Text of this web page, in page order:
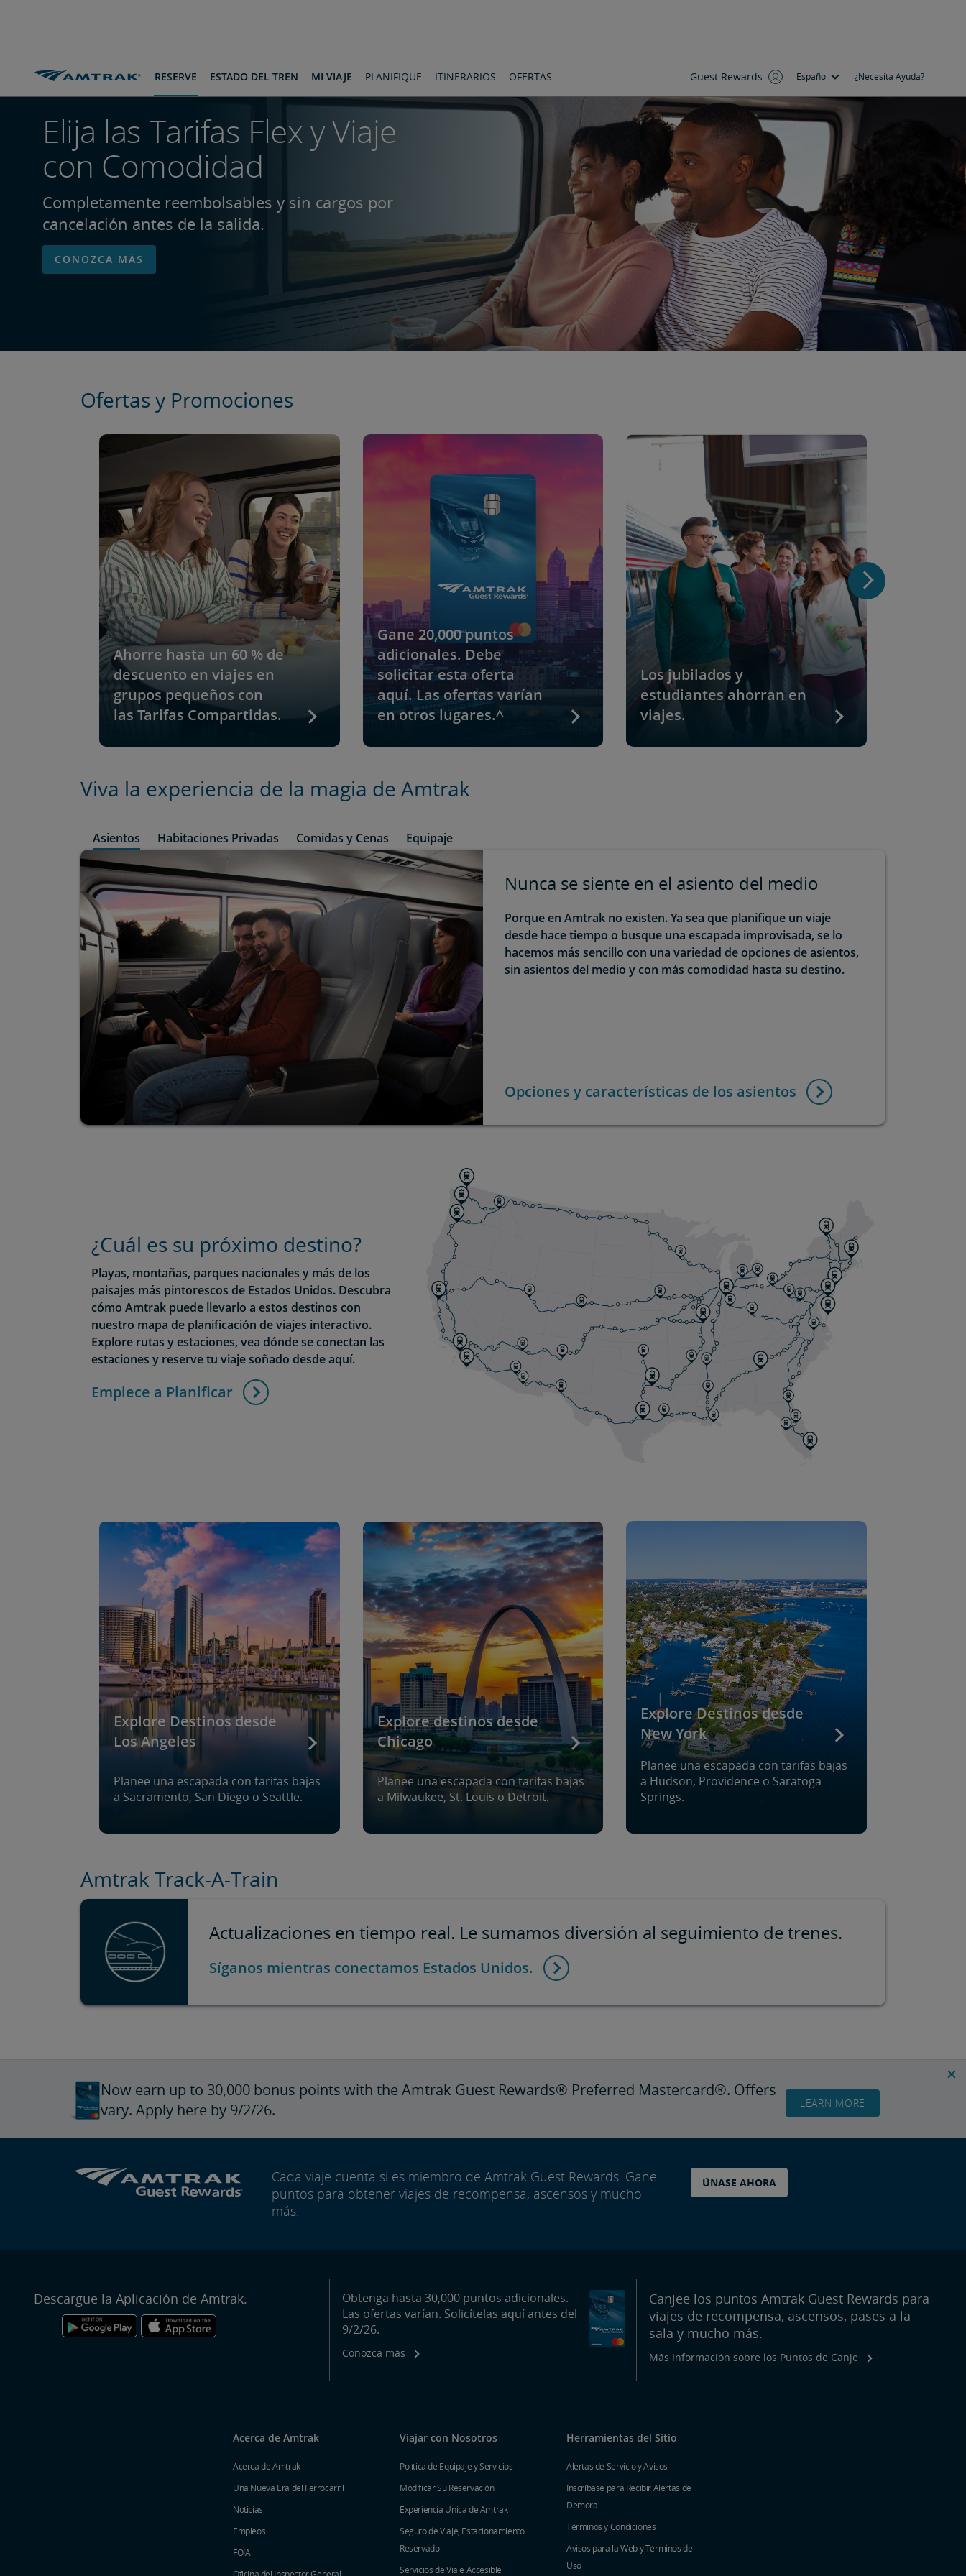
RESERVE
ESTADO DEL TREN MI VIAJE PLANIFIQUE ITINERARIOS OFERTAS Guest Rewards Español ¿Necesita Ayuda?
Elija las Tarifas Flex y Viaje
con Comodidad
Completamente reembolsables y sin cargos por
cancelación antes de la salida.
CONOZCA MÁS
Ofertas y Promociones
Ahorre hasta un 60 % de
descuento en viajes en
grupos pequeños con
las Tarifas Compartidas.
Gane 20,000 puntos
adicionales. Debe
solicitar esta oferta
aquí. Las ofertas varían
en otros lugares.^
Los jubilados y
estudiantes ahorran en
viajes.
Viva la experiencia de la magia de Amtrak
Asientos Habitaciones Privadas Comidas y Cenas Equipaje
Nunca se siente en el asiento del medio
Porque en Amtrak no existen. Ya sea que planifique un viaje
desde hace tiempo o busque una escapada improvisada, se lo
hacemos más sencillo con una variedad de opciones de asientos,
sin asientos del medio y con más comodidad hasta su destino.
Opciones y características de los asientos
¿Cuál es su próximo destino?
Playas, montañas, parques nacionales y más de los
paisajes más pintorescos de Estados Unidos. Descubra
cómo Amtrak puede llevarlo a estos destinos con
nuestro mapa de planificación de viajes interactivo.
Explore rutas y estaciones, vea dónde se conectan las
estaciones y reserve tu viaje soñado desde aquí.
Empiece a Planificar
Explore Destinos desde
Los Angeles
Planee una escapada con tarifas bajas
a Sacramento, San Diego o Seattle.
Explore destinos desde
Chicago
Planee una escapada con tarifas bajas
a Milwaukee, St. Louis o Detroit.
Explore Destinos desde
New York
Planee una escapada con tarifas bajas
a Hudson, Providence o Saratoga
Springs.
Amtrak Track-A-Train
Actualizaciones en tiempo real. Le sumamos diversión al seguimiento de trenes.
Síganos mientras conectamos Estados Unidos.
Now earn up to 30,000 bonus points with the Amtrak Guest Rewards® Preferred Mastercard®. Offers
vary. Apply here by 9/2/26.
LEARN MORE
Cada viaje cuenta si es miembro de Amtrak Guest Rewards. Gane
puntos para obtener viajes de recompensa, ascensos y mucho
más.
ÚNASE AHORA
Descargue la Aplicación de Amtrak.
Obtenga hasta 30,000 puntos adicionales.
Las ofertas varían. Solicítelas aquí antes del
9/2/26.
Conozca más
Canjee los puntos Amtrak Guest Rewards para
viajes de recompensa, ascensos, pases a la
sala y mucho más.
Más Información sobre los Puntos de Canje
Acerca de Amtrak
Acerca de Amtrak
Una Nueva Era del Ferrocarril
Noticias
Empleos
FOIA
Viajar con Nosotros
Política de Equipaje y Servicios
Modificar Su Reservación
Experiencia Única de Amtrak
Seguro de Viaje, Estacionamiento
Reservado
Servicios de Viaje Accesible
Herramientas del Sitio
Alertas de Servicio y Avisos
Inscríbase para Recibir Alertas de
Demora
Términos y Condiciones
Avisos para la Web y Términos de
Uso